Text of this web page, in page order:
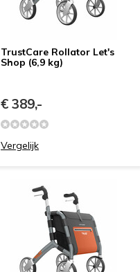
TrustCare Rollator Let's
Shop (6,9 kg)
€ 389,-
Vergelijk